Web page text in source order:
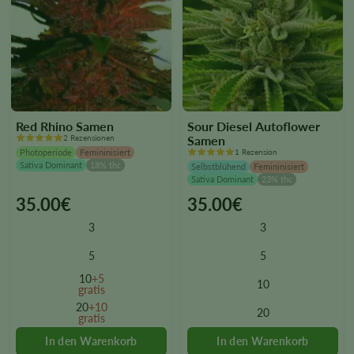
Red Rhino Samen
2 Rezensionen
Photoperiode
Femininisiert
Sativa Dominant
18% thc
35.00€
3
5
10+5
gratis
20+10
gratis
This
Sour Diesel Autoflower
Samen
1 Rezension
Selbstblühend
Femininisiert
Sativa Dominant
23% thc
35.00€
3
5
10
20
This